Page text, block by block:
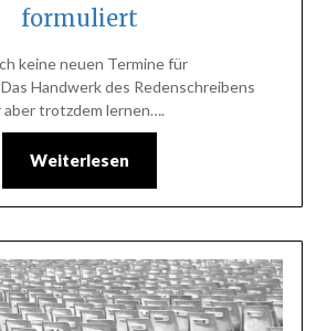
formuliert
keine neuen Termine für
Handwerk des Redenschreibens
aber trotzdem lernen….
Weiterlesen